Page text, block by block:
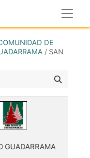
DE
/ SAN
GUADARRAMA